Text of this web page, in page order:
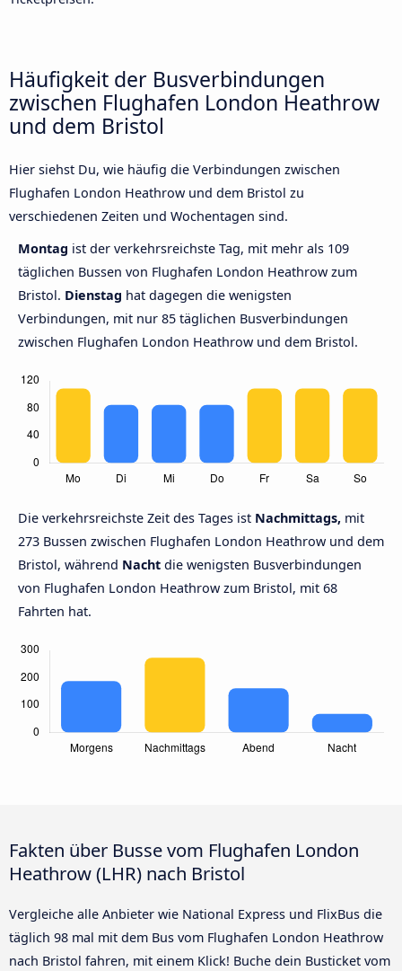
Häufigkeit der Busverbindungen
zwischen Flughafen London Heathrow
und dem Bristol
Hier siehst Du, wie häufig die Verbindungen zwischen
Flughafen London Heathrow und dem Bristol zu
verschiedenen Zeiten und Wochentagen sind.
Montag ist der verkehrsreichste Tag, mit mehr als 109
täglichen Bussen von Flughafen London Heathrow zum
Bristol. Dienstag hat dagegen die wenigsten
Verbindungen, mit nur 85 täglichen Busverbindungen
zwischen Flughafen London Heathrow und dem Bristol.
Die verkehrsreichste Zeit des Tages ist Nachmittags, mit
273 Bussen zwischen Flughafen London Heathrow und dem
Bristol, während Nacht die wenigsten Busverbindungen
von Flughafen London Heathrow zum Bristol, mit 68
Fahrten hat.
Fakten über Busse vom Flughafen London
Heathrow (LHR) nach Bristol
Vergleiche alle Anbieter wie National Express und FlixBus die
täglich 98 mal mit dem Bus vom Flughafen London Heathrow
nach Bristol fahren, mit einem Klick! Buche dein Busticket vom